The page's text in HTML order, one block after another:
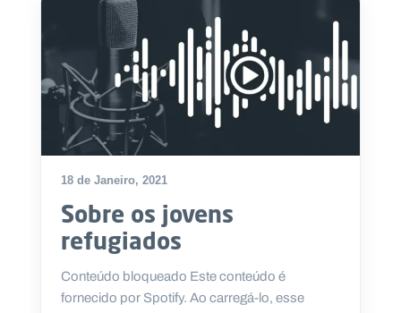
18 de Janeiro, 2021
Sobre os jovens
refugiados
Conteúdo bloqueado Este conteúdo é
fornecido por Spotify. Ao carregá-lo, esse